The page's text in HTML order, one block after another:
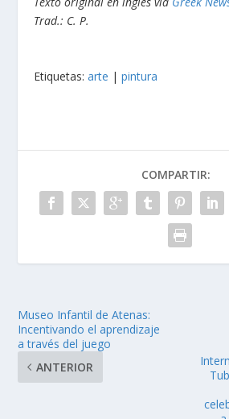
Trad.: C. P.
Etiquetas:arte |pintura
COMPARTIR:
Museo Infantil de Atenas:
Incentivando el aprendizaje
a través del juego
ANTERIOR